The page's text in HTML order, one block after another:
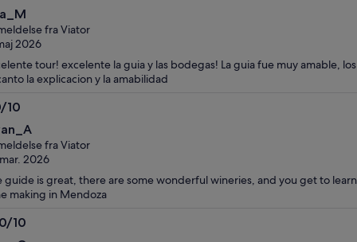
fra Viator
2026
tour! excelente la guia y las bodegas! La guia fue muy amable,
la explicacion y la amabilidad
10
fra Viator
2026
guide is great, there are some wonderful wineries, and you get to
making in Mendoza
10